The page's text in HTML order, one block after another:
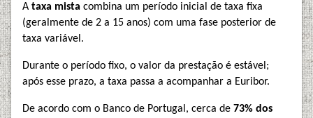
A taxa mista combina um período inicial de taxa fixa
(geralmente de 2 a 15 anos) com uma fase posterior de
taxa variável.
Durante o período fixo, o valor da prestação é estável;
após esse prazo, a taxa passa a acompanhar a Euribor.
De acordo com o Banco de Portugal, cerca de 73% dos